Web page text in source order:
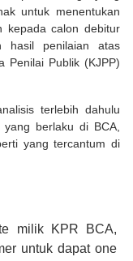
untuk menentukan
kepada calon debitur
hasil penilaian atas
Penilai Publik (KJPP)
terlebih dahulu
berlaku di BCA,
yang tercantum di
milik KPR BCA,
untuk dapat one